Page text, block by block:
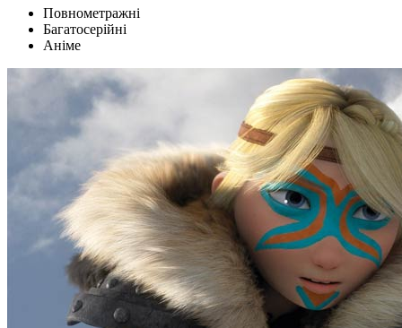
Повнометражні
Багатосерійні
Аніме